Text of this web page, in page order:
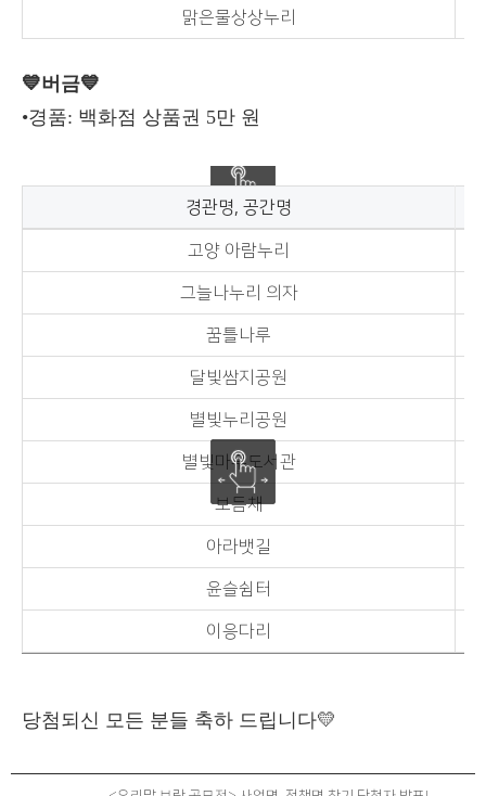
맑은물상상누리
💙버금💙
•경품: 백화점 상품권 5만 원
경관명, 공간명
고양 아람누리
그늘나누리 의자
꿈틀나루
달빛쌈지공원
별빛누리공원
별빛마루도서관
보듬채
아라뱃길
윤슬쉼터
이응다리
당첨되신 모든 분들 축하 드립니다💛